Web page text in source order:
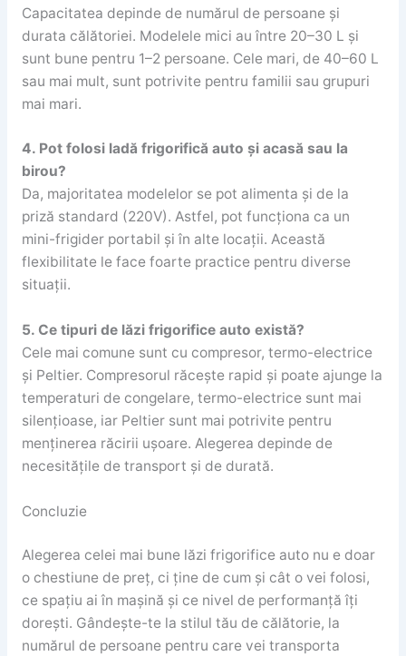
Capacitatea depinde de numărul de persoane și
durata călătoriei. Modelele mici au între 20–30 L și
sunt bune pentru 1–2 persoane. Cele mari, de 40–60 L
sau mai mult, sunt potrivite pentru familii sau grupuri
mai mari.
4. Pot folosi ladă frigorifică auto și acasă sau la
birou?
Da, majoritatea modelelor se pot alimenta și de la
priză standard (220V). Astfel, pot funcționa ca un
mini-frigider portabil și în alte locații. Această
flexibilitate le face foarte practice pentru diverse
situații.
5. Ce tipuri de lăzi frigorifice auto există?
Cele mai comune sunt cu compresor, termo-electrice
și Peltier. Compresorul răcește rapid și poate ajunge la
temperaturi de congelare, termo-electrice sunt mai
silențioase, iar Peltier sunt mai potrivite pentru
menținerea răcirii ușoare. Alegerea depinde de
necesitățile de transport și de durată.
Concluzie
Alegerea celei mai bune lăzi frigorifice auto nu e doar
o chestiune de preț, ci ține de cum și cât o vei folosi,
ce spațiu ai în mașină și ce nivel de performanță îți
dorești. Gândește-te la stilul tău de călătorie, la
numărul de persoane pentru care vei transporta